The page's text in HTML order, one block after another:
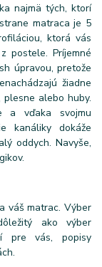
najmä tých, ktorí
matraca je 5
ktorá vás
postele. Príjemné
úpravou, pretože
žiadne
plesne alebo huby.
a vďaka svojmu
kanáliky dokáže
oddych. Navyše,
váš matrac. Výber
ako výber
pre vás, popisy